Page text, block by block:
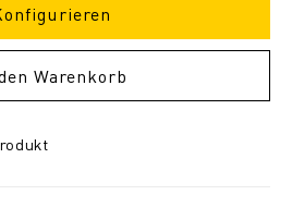
Warenkorb